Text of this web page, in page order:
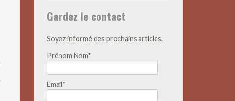
Gardez le contact
Soyez informé des prochains articles.
Prénom Nom*
Email*